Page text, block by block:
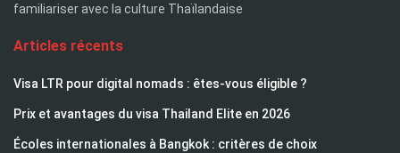
familiariser avec la culture Thaïlandaise
Articles récents
Visa LTR pour digital nomads : êtes-vous éligible ?
Prix et avantages du visa Thailand Elite en 2026
Écoles internationales à Bangkok : critères de choix